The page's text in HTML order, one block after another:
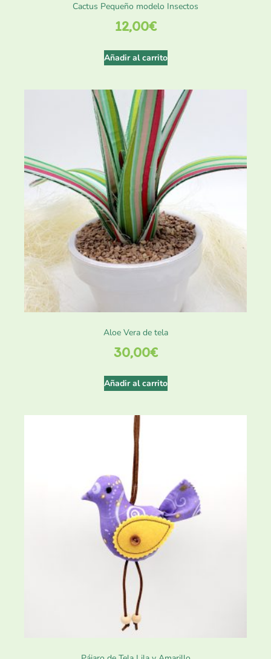
Cactus Pequeño modelo Insectos
12,00€
Añadir al carrito
Aloe Vera de tela
30,00€
Añadir al carrito